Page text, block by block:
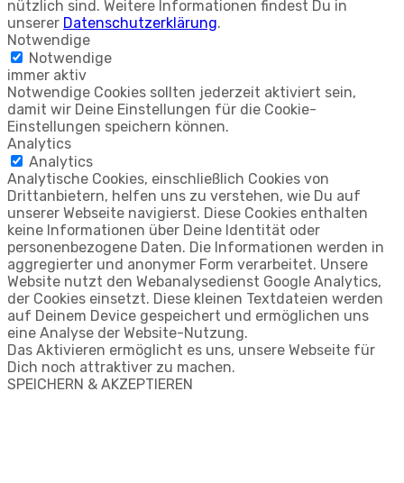
nützlich sind. Weitere Informationen findest Du in
unserer Datenschutzerklärung.
Notwendige
Notwendige
immer aktiv
Notwendige Cookies sollten jederzeit aktiviert sein,
damit wir Deine Einstellungen für die Cookie-
Einstellungen speichern können.
Analytics
Analytics
Analytische Cookies, einschließlich Cookies von
Drittanbietern, helfen uns zu verstehen, wie Du auf
unserer Webseite navigierst. Diese Cookies enthalten
keine Informationen über Deine Identität oder
personenbezogene Daten. Die Informationen werden in
aggregierter und anonymer Form verarbeitet. Unsere
Website nutzt den Webanalysedienst Google Analytics,
der Cookies einsetzt. Diese kleinen Textdateien werden
auf Deinem Device gespeichert und ermöglichen uns
eine Analyse der Website-Nutzung.
Das Aktivieren ermöglicht es uns, unsere Webseite für
Dich noch attraktiver zu machen.
SPEICHERN & AKZEPTIEREN